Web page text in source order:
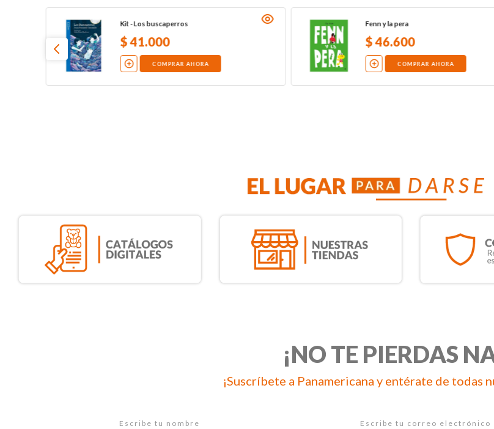
Kit - Los buscaperros
$41.000
COMPRAR AHORA
Fenn y la pera
$46.600
COMPRAR AHORA
¡NO TE PIERDAS
¡Suscríbete a Panamericana y entérate de todas